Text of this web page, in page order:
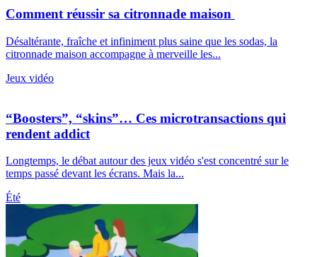
Comment réussir sa citronnade maison
Désaltérante, fraîche et infiniment plus saine que les sodas, la
citronnade maison accompagne à merveille les...
Jeux vidéo
“Boosters”, “skins”… Ces microtransactions qui
rendent addict
Longtemps, le débat autour des jeux vidéo s'est concentré sur le
temps passé devant les écrans. Mais la...
Été